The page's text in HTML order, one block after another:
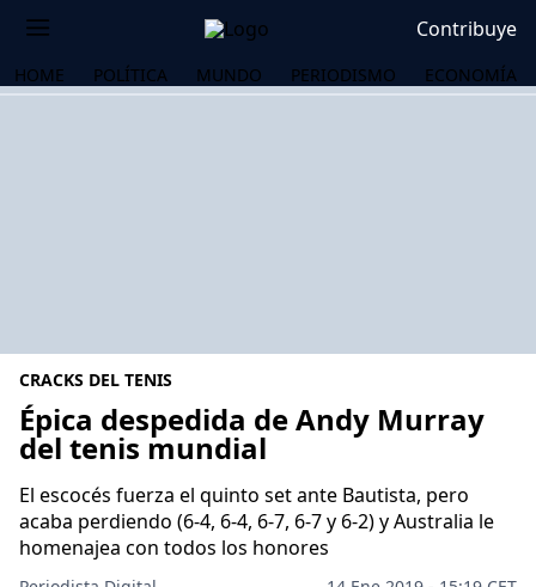
Contribuye
HOME POLÍTICA MUNDO PERIODISMO ECONOMÍA
CRACKS DEL TENIS
Épica despedida de Andy Murray
del tenis mundial
El escocés fuerza el quinto set ante Bautista, pero
acaba perdiendo (6-4, 6-4, 6-7, 6-7 y 6-2) y Australia le
homenajea con todos los honores